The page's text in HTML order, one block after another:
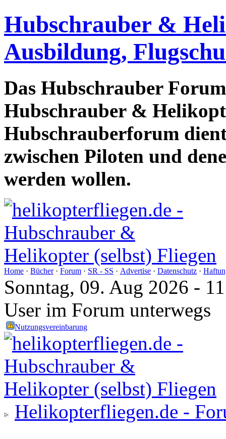
Hubschrauber &
Ausbildung,
Das Hubschrauber
Hubschrauber &
Hubschrauberforum
zwischen Piloten und
werden wollen.
Home · Bücher· Forum · SR - SS · Advertise · Datenschutz ·
Sonntag, 09. Aug 2026 -
User im Forum unterwegs
Nutzungsvereinbarung
Helikopterfliegen.de -